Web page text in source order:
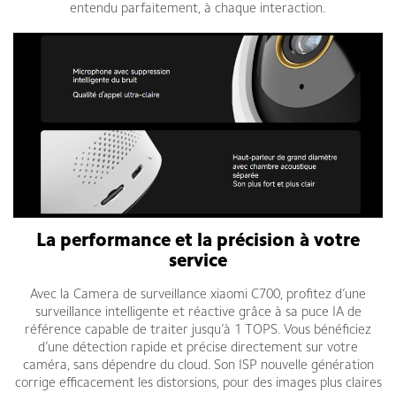
entendu parfaitement, à chaque interaction.
La performance et la précision à votre
service
Avec la Camera de surveillance xiaomi C700, profitez d’une
surveillance intelligente et réactive grâce à sa puce IA de
référence capable de traiter jusqu’à 1 TOPS. Vous bénéficiez
d’une détection rapide et précise directement sur votre
caméra, sans dépendre du cloud. Son ISP nouvelle génération
corrige efficacement les distorsions, pour des images plus claires